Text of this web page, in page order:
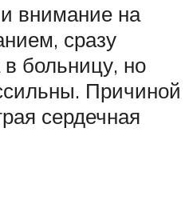
внимание на
сразу
больницу, но
Причиной
сердечная